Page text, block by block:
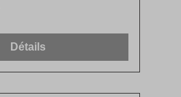
Détails